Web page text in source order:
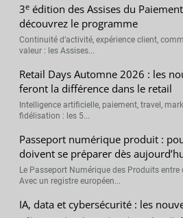
3e édition des Assises du
découvrez le programme
Continuité d’activité, expérience client,
valeur : les Assises...
Retail Days Automne 2026 : les
feront la différence dans le retail
Intelligence artificielle, paiement, travel,
fidélisation : les 5...
Passeport numérique produit :
doivent se préparer dès
Le Passeport Numérique des Produits entre
Avec un registre européen...
IA, data et cybersécurité : les